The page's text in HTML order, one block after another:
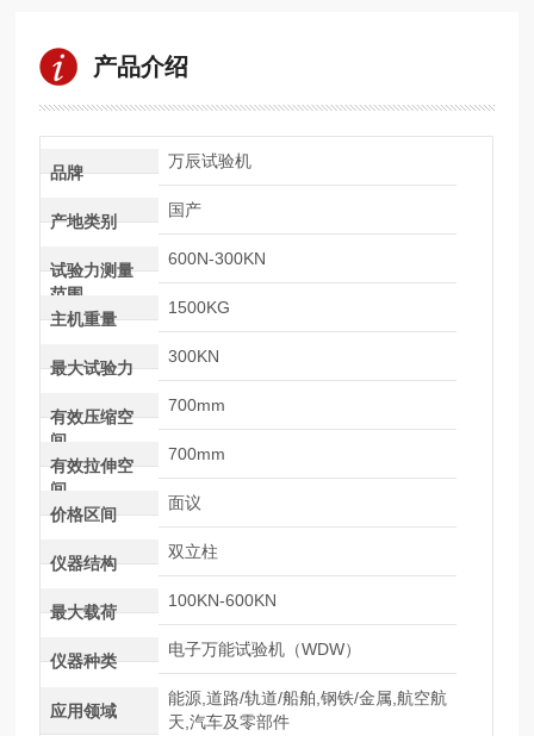
产品介绍
品牌
万辰试验机
产地类别
国产
试验力测量
范围
600N-300KN
主机重量
1500KG
最大试验力
300KN
有效压缩空
间
700mm
有效拉伸空
间
700mm
价格区间
面议
仪器结构
双立柱
最大载荷
100KN-600KN
仪器种类
电子万能试验机（WDW）
应用领域
能源,道路/轨道/船舶,钢铁/金属,航空航
天,汽车及零部件